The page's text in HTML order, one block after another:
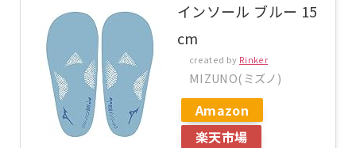
インソール ブルー 15
cm
created by Rinker
MIZUNO(ミズノ)
Amazon
楽天市場